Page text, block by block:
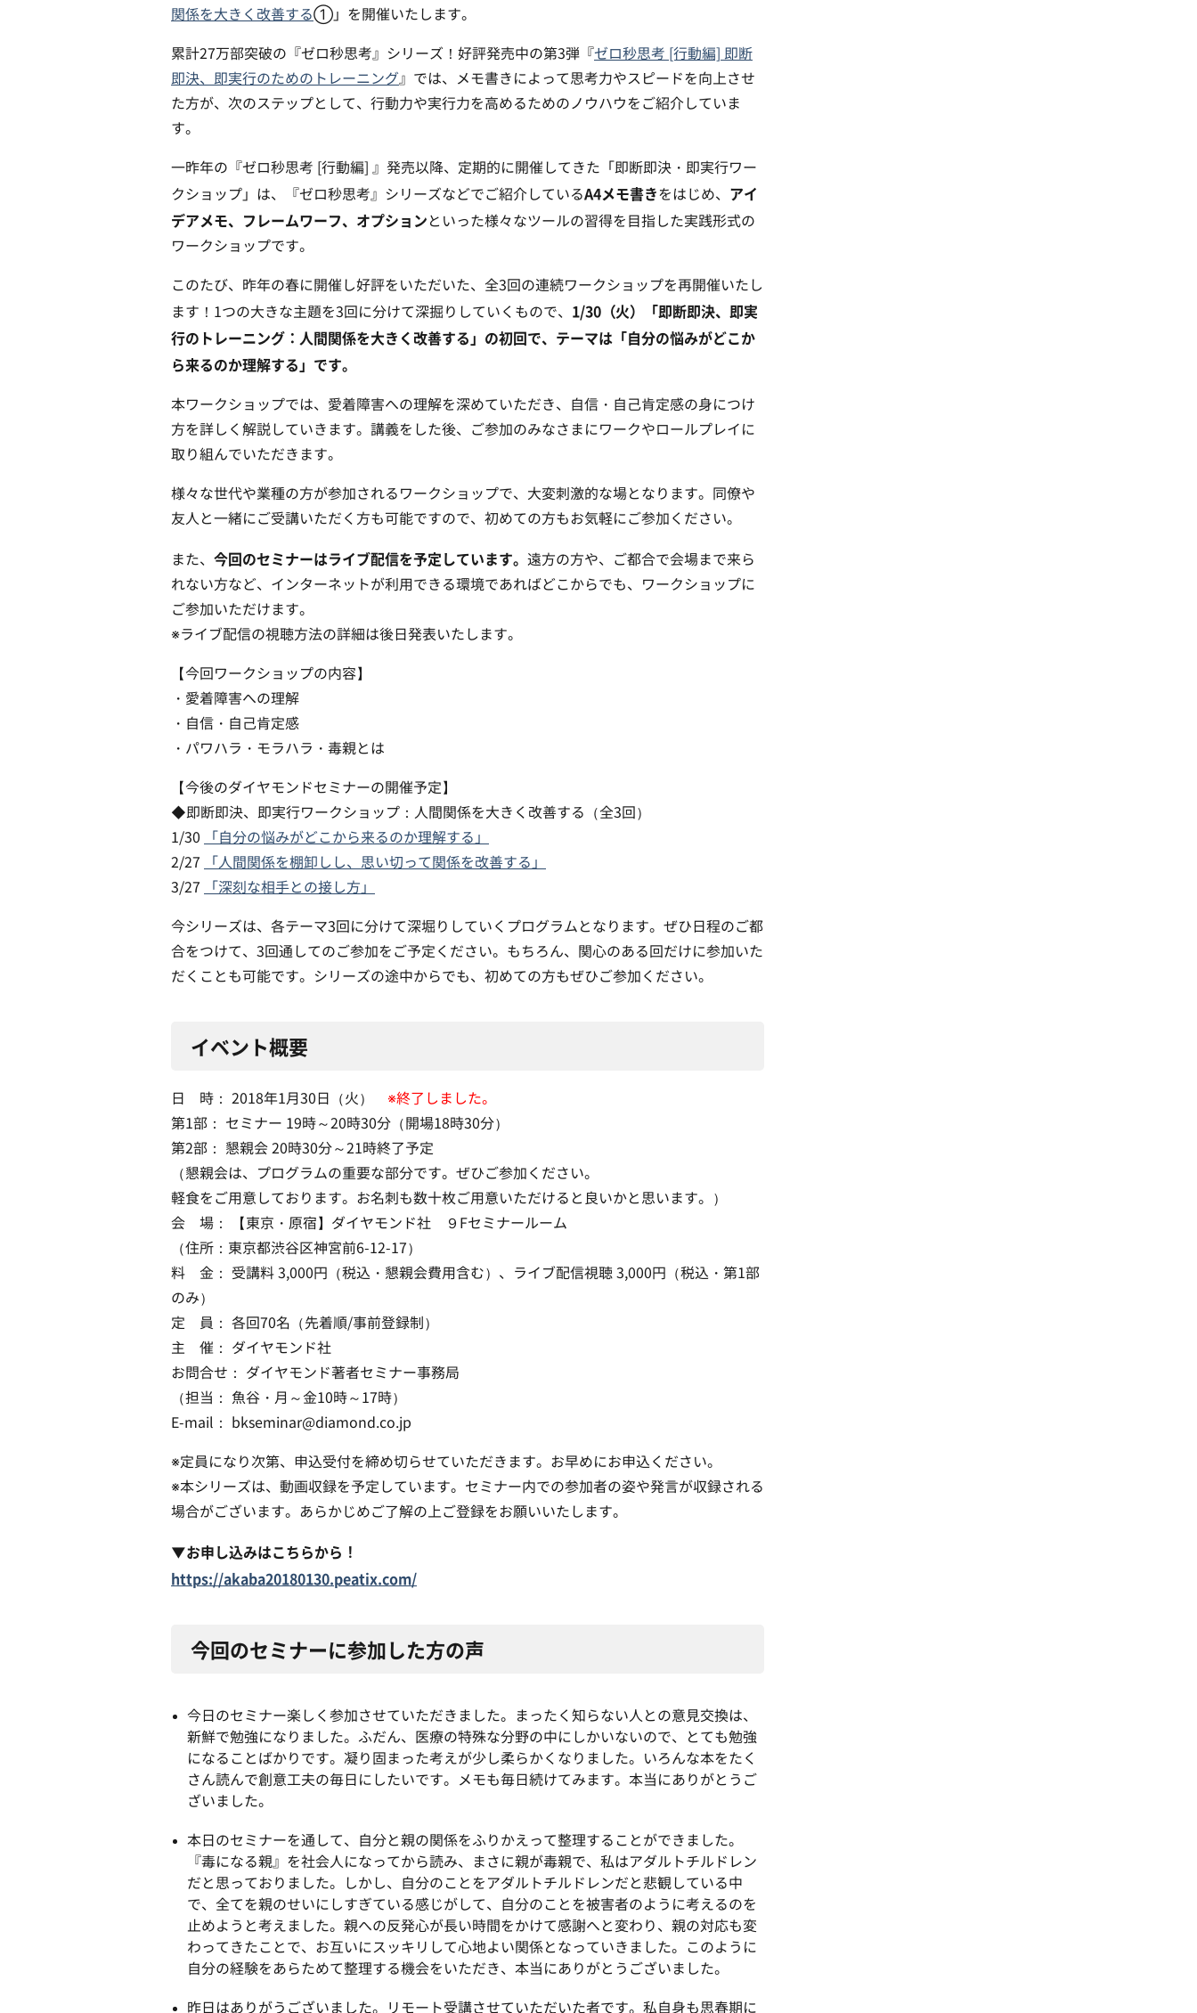
関係を大きく改善する①」を開催いたします。
累計27万部突破の『ゼロ秒思考』シリーズ！好評発売中の第3弾『ゼロ秒思考 [行動編] 即断
即決、即実行のためのトレーニング』では、メモ書きによって思考力やスピードを向上させ
た方が、次のステップとして、行動力や実行力を高めるためのノウハウをご紹介していま
す。
一昨年の『ゼロ秒思考 [行動編] 』発売以降、定期的に開催してきた「即断即決・即実行ワー
クショップ」は、『ゼロ秒思考』シリーズなどでご紹介しているA4メモ書きをはじめ、 アイ
デアメモ、フレームワーフ、オプション といった様々なツールの習得を目指した実践形式の
ワークショップです。
このたび、昨年の春に開催し好評をいただいた、全3回の連続ワークショップを再開催いたし
ます！1つの大きな主題を3回に分けて深掘りしていくもので、 1/30（火）「即断即決、即実
行のトレーニング：人間関係を大きく改善する」の初回で、テーマは「自分の悩みがどこか
ら来るのか理解する」です。
本ワークショップでは、愛着障害への理解を深めていただき、自信・自己肯定感の身につけ
方を詳しく解説していきます。講義をした後、ご参加のみなさまにワークやロールプレイに
取り組んでいただきます。
様々な世代や業種の方が参加されるワークショップで、大変刺激的な場となります。同僚や
友人と一緒にご受講いただく方も可能ですので、初めての方もお気軽にご参加ください。
また、 今回のセミナーはライブ配信を予定しています。 遠方の方や、ご都合で会場まで来ら
れない方など、インターネットが利用できる環境であればどこからでも、ワークショップに
ご参加いただけます。
※ライブ配信の視聴方法の詳細は後日発表いたします。
【今回ワークショップの内容】
・愛着障害への理解
・自信・自己肯定感
・パワハラ・モラハラ・毒親とは
【今後のダイヤモンドセミナーの開催予定】
◆即断即決、即実行ワークショップ：人間関係を大きく改善する（全3回）
1/30
「自分の悩みがどこから来るのか理解する」
2/27
「人間関係を棚卸しし、思い切って関係を改善する」
3/27
「深刻な相手との接し方」
今シリーズは、各テーマ3回に分けて深堀りしていくプログラムとなります。ぜひ日程のご都
合をつけて、3回通してのご参加をご予定ください。もちろん、関心のある回だけに参加いた
だくことも可能です。シリーズの途中からでも、初めての方もぜひご参加ください。
イベント概要
日 時： 2018年1月30日（火） ※終了しました。
第1部： セミナー 19時～20時30分（開場18時30分）
第2部： 懇親会 20時30分～21時終了予定
（懇親会は、プログラムの重要な部分です。ぜひご参加ください。
軽食をご用意しております。お名刺も数十枚ご用意いただけると良いかと思います。）
会 場： 【東京・原宿】ダイヤモンド社 ９Fセミナールーム
（住所：東京都渋谷区神宮前6-12-17）
料 金： 受講料 3,000円（税込・懇親会費用含む）、ライブ配信視聴 3,000円（税込・第1部
のみ）
定 員： 各回70名（先着順/事前登録制）
主 催： ダイヤモンド社
お問合せ： ダイヤモンド著者セミナー事務局
（担当： 魚谷・月～金10時～17時）
E-mail： bkseminar@diamond.co.jp
※定員になり次第、申込受付を締め切らせていただきます。お早めにお申込ください。
※本シリーズは、動画収録を予定しています。セミナー内での参加者の姿や発言が収録される
場合がございます。あらかじめご了解の上ご登録をお願いいたします。
▼お申し込みはこちらから！
https://akaba20180130.peatix.com/
今回のセミナーに参加した方の声
今日のセミナー楽しく参加させていただきました。まったく知らない人との意見交換は、
新鮮で勉強になりました。ふだん、医療の特殊な分野の中にしかいないので、とても勉強
になることばかりです。凝り固まった考えが少し柔らかくなりました。いろんな本をたく
さん読んで創意工夫の毎日にしたいです。メモも毎日続けてみます。本当にありがとうご
ざいました。
本日のセミナーを通して、自分と親の関係をふりかえって整理することができました。
『毒になる親』を社会人になってから読み、まさに親が毒親で、私はアダルトチルドレン
だと思っておりました。しかし、自分のことをアダルトチルドレンだと悲観している中
で、全てを親のせいにしすぎている感じがして、自分のことを被害者のように考えるのを
止めようと考えました。親への反発心が長い時間をかけて感謝へと変わり、親の対応も変
わってきたことで、お互いにスッキリして心地よい関係となっていきました。このように
自分の経験をあらためて整理する機会をいただき、本当にありがとうございました。
昨日はありがうございました。リモート受講させていただいた者です。私自身も思春期に